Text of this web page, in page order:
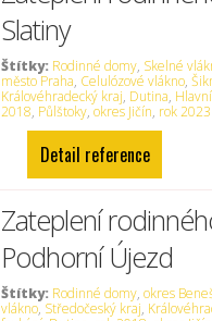
Slatiny
Štítky: Rodinné domy, Skelné
město Praha, Celulózové vlákno,
Královéhradecký kraj, Dutina,
2018, Půlštoky,okres Jičín, rok 2023
Detail reference
Zateplení
Podhorní Újezd
Štítky: Rodinné domy,okres
vlákno, Středočeský kraj,